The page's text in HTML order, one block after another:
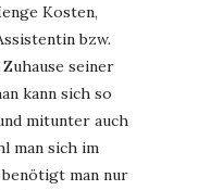
Kosten,
bzw.
seiner
kann sich so
mitunter auch
man sich im
man nur